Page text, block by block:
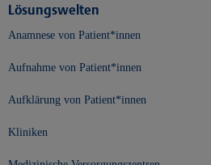
Lösungswelten
Anamnese von Patient*innen
Aufnahme von Patient*innen
Aufklärung von Patient*innen
Kliniken